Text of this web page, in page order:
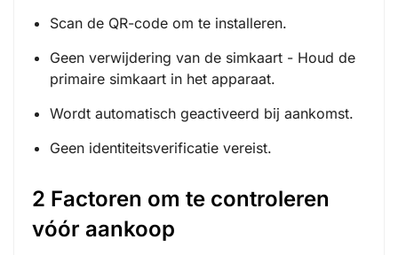
Scan de QR-code om te installeren.
Geen verwijdering van de simkaart - Houd de
primaire simkaart in het apparaat.
Wordt automatisch geactiveerd bij aankomst.
Geen identiteitsverificatie vereist.
2 Factoren om te controleren
vóór aankoop